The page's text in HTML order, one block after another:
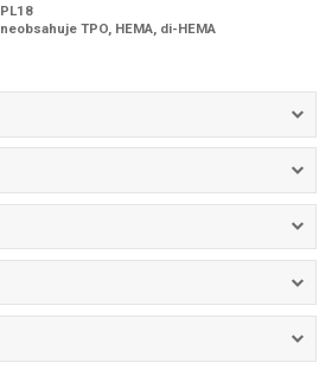
PL18
neobsahuje TPO, HEMA, di-HEMA